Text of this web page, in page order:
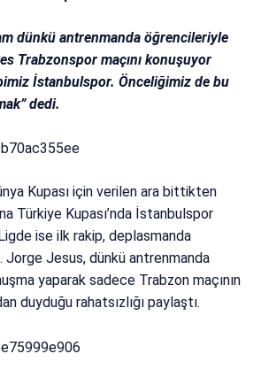
dünkü antrenmanda öğrencileriyle
Trabzonspor maçını konuşuyor
İstanbulspor. Önceliğimiz de bu
dedi.
Kupası için verilen ara bittikten
Türkiye Kupası’nda İstanbulspor
Ligde ise ilk rakip, deplasmanda
Jorge Jesus, dünkü antrenmanda
yaparak sadece Trabzon maçının
duyduğu rahatsızlığı paylaştı.